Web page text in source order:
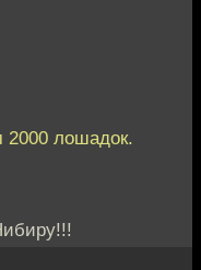
2000 лошадок.